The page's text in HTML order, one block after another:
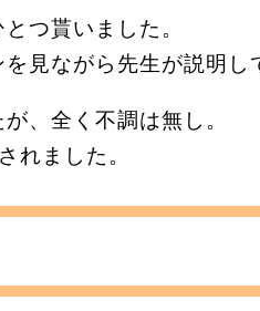
つ貰いました。
見ながら先生が説明し
、全く不調は無し。
れました。